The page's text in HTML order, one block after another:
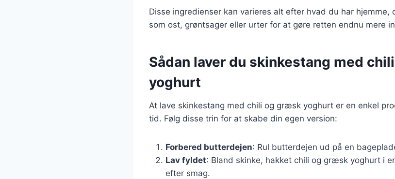
Disse ingredienser kan varieres alt efter hvad du har hjemme,
som ost, grøntsager eller urter for at gøre retten endnu mere
Sådan laver du skinkestang med
yoghurt
At lave skinkestang med chili og græsk yoghurt er en enkel
tid. Følg disse trin for at skabe din egen version:
Forbered butterdejen: Rul butterdejen ud på en
Lav fyldet: Bland skinke, hakket chili og græsk yoghurt i
efter smag.